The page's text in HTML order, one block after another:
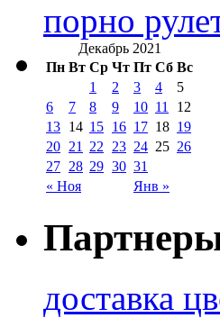
порно
Декабрь 2021
Пн Вт Ср Чт Пт Сб Вс
« Ноя Янв »
1 2 3 4
5
6
7 8 9 10 11
12
13 14 15 16 17 18 19
20 21 22 23 24 25 26
27 28 29 30 31
доставка